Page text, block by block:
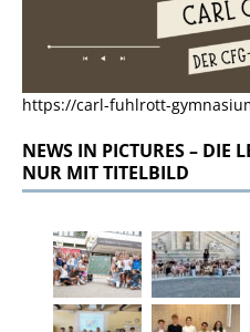
https://carl-fuhlrott-
NEWS IN PICTURES – DIE
NUR MIT TITELBILD